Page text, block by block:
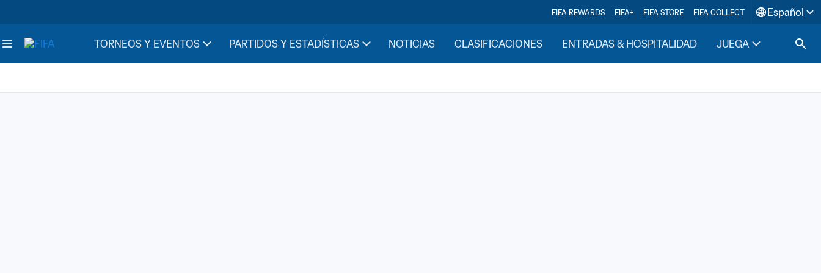
FIFA REWARDS FIFA+ FIFA STORE FIFA COLLECT Español
TORNEOS Y EVENTOS PARTIDOS Y ESTADÍSTICAS NOTICIAS CLASIFICACIONES ENTRADAS & HOSPITALIDAD JUEGA INSIDE